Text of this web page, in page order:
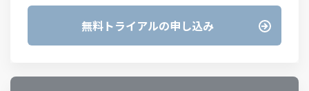
無料トライアルの申し込み